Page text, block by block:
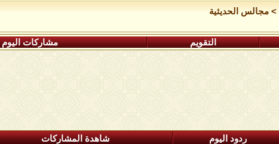
>مجالس الحديثية
التقويم مشاركات اليوم
ردود اليوم شاهدة المشاركات